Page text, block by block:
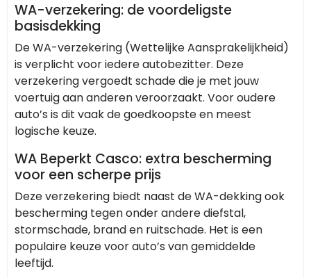
WA-verzekering: de voordeligste
basisdekking
De WA-verzekering (Wettelijke Aansprakelijkheid)
is verplicht voor iedere autobezitter. Deze
verzekering vergoedt schade die je met jouw
voertuig aan anderen veroorzaakt. Voor oudere
auto’s is dit vaak de goedkoopste en meest
logische keuze.
WA Beperkt Casco: extra bescherming
voor een scherpe prijs
Deze verzekering biedt naast de WA-dekking ook
bescherming tegen onder andere diefstal,
stormschade, brand en ruitschade. Het is een
populaire keuze voor auto’s van gemiddelde
leeftijd.